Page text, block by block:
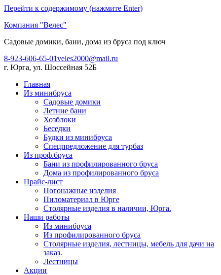
Перейти к содержимому (нажмите Enter)
Компания "Велес"
Садовые домики, бани, дома из бруса под ключ
8-923-606-65-01veles2000@mail.ru
г. Юрга, ул. Шоссейная 52Б
Главная
Из минибруса
Садовые домики
Летние бани
Хозблоки
Беседки
Будки из минибруса
Спецпредложение для турбаз
Из проф.бруса
Бани из профилированного бруса
Дома из профилированного бруса
Прайс-лист
Погонажные изделия
Пиломатериал в Юрге
Столярные изделия в наличии, Юрга.
Наши работы
Из минибруса
Из профилированного бруса
Столярные изделия, лестницы, мебель для дачи на
заказ.
Лестницы
Акции